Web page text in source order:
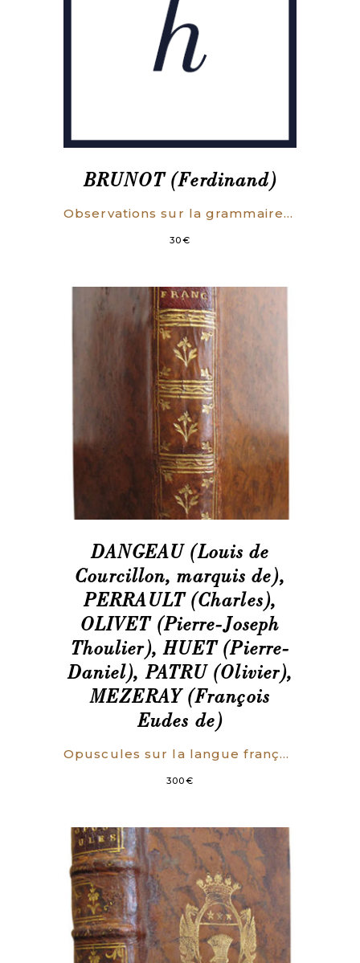
BRUNOT (Ferdinand)
Observations sur la grammaire de l’Académie française.
30€
DANGEAU (Louis de
Courcillon, marquis de),
PERRAULT (Charles),
OLIVET (Pierre-Joseph
Thoulier), HUET (Pierre-
Daniel), PATRU (Olivier),
MEZERAY (François
Eudes de)
Opuscules sur la langue françoise. Par divers Académiciens.
300€